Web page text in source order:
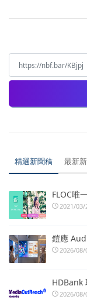
精選新聞稿 最新
FLOC唯
2021/03/
鎧應
2026/08/
HDBank
2026/08/